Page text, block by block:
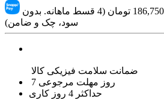
186,750
تومان (4 قسط ماهانه. بدون
سود، چک و ضامن)
ضمانت سلامت فیزیکی کالا
7 روز مهلت مرجوعی
حداکثر 4 روز کاری